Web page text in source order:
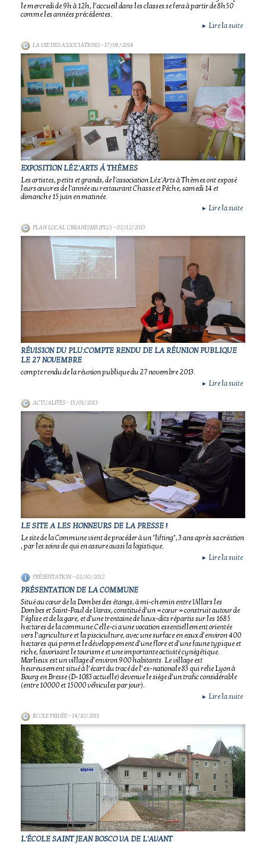
le mercredi de 9h à 12h, l’accueil dans les classes se fera à partir de 8h50
comme les années précédentes.
► Lire la suite
LA VIE DES ASSOCIATIONS- 17/06/2014
EXPOSITION LÉZ'ARTS À THÈMES
Les artistes, petits et grands, de l'association Léz'Arts à Thèmes ont exposé
leurs œuvres de l'année au restaurant Chasse et Pêche, samedi 14 et
dimanche 15 juin en matinée.
► Lire la suite
PLAN LOCAL URBANISME (PLU) - 02/12/2013
RÉVISION DU PLU:COMPTE RENDU DE LA RÉUNION PUBLIQUE
LE 27 NOVEMBRE
compte rendu de la réunion publique du 27 novembre 2013.
► Lire la suite
ACTUALITÉS- 15/01/2013
LE SITE A LES HONNEURS DE LA PRESSE !
Le site de la Commune vient de procéder à un "lifting", 3 ans après sa création
, par les soins de qui en assure aussi la logistique.
► Lire la suite
PRÉSENTATION- 02/10/2012
PRÉSENTATION DE LA COMMUNE
Situé au cœur de la Dombes des étangs, à mi-chemin entre Villars les
Dombes et Saint-Paul de Varax, constitué d’un « cœur » construit autour de
l’église et de la gare, et d’une trentaine de lieux-dits répartis sur les 1685
hectares de la commune.Celle-ci a une vocation essentiellement orientée
vers l’agriculture et la pisciculture, avec une surface en eaux d’environ 400
hectares qui permet le développement d’une flore et d’une faune typique et
riche, favorisant le tourisme et une importante activité cynégétique.
Marlieux est un village d’environ 900 habitants. Le village est
heureusement situé à l’écart du tracé de l’ex-nationale 83 qui relie Lyon à
Bourg en Bresse (D-1083 actuelle) devenue le siège d’un trafic considérable
(entre 10000 et 15000 véhicules par jour).
► Lire la suite
ECOLE PRIVÉE- 14/10/2011
L'ÉCOLE SAINT JEAN BOSCO VA DE L'AVANT